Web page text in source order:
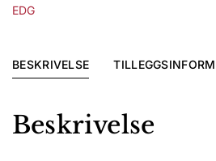
antall
EDG
BESKRIVELSE
Beskrivelse